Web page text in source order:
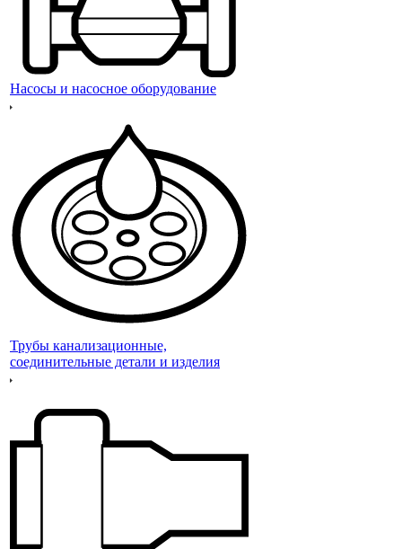
Насосы и насосное оборудование
Трубы канализационные,
соединительные детали и изделия